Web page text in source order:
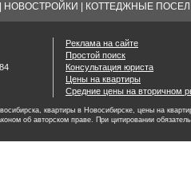
НОВОСТРОЙКИ КОТТЕДЖНЫЕ
Реклама на сайте
Простой поиск
Консультация юриста
Цены на квартиры
Средние цены на вторичном
квартиры в Новосибирске, цены на
об авторском праве. При цитировании